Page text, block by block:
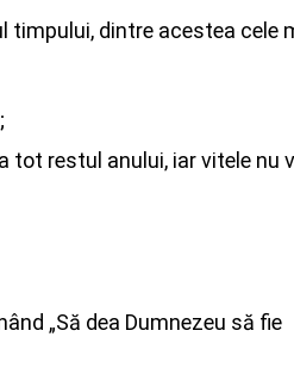
timpului, dintre acestea cele
restul anului, iar vitele nu
„Să dea Dumnezeu să fie